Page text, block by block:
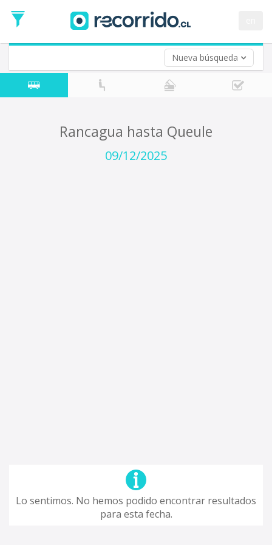
Nueva búsqueda
de
Ida
Vuelta (opcional)
Fecha
de
Rancagua hasta Queule
09/12/2025
Lo sentimos. No hemos podido encontrar resultados
para esta fecha.